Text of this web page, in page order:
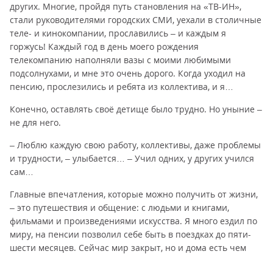
других. Многие, пройдя путь становления на «ТВ-ИН»,
стали руководителями городских СМИ, уехали в столичные
теле- и кинокомпании, прославились – и каждым я
горжусь! Каждый год в день моего рождения
телекомпанию наполняли вазы с моими любимыми
подсолнухами, и мне это очень дорого. Когда уходил на
пенсию, прослезились и ребята из коллектива, и я…
Конечно, оставлять своё детище было трудно. Но уныние –
не для него.
– Люблю каждую свою работу, коллективы, даже проблемы
и трудности, – улыбается… – Учил одних, у других учился
сам…
Главные впечатления, которые можно получить от жизни,
– это путешествия и общение: с людьми и книгами,
фильмами и произведениями искусства. Я много ездил по
миру, на пенсии позволил себе быть в поездках до пяти-
шести месяцев. Сейчас мир закрыт, но и дома есть чем